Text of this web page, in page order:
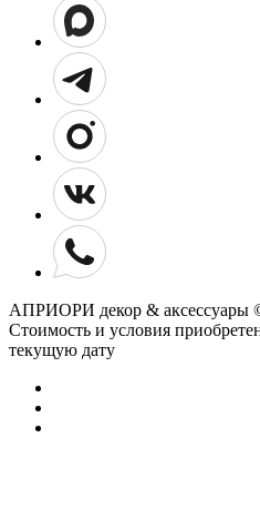
АПРИОРИ декор & аксессуары
Cтоимость и условия
текущую дату